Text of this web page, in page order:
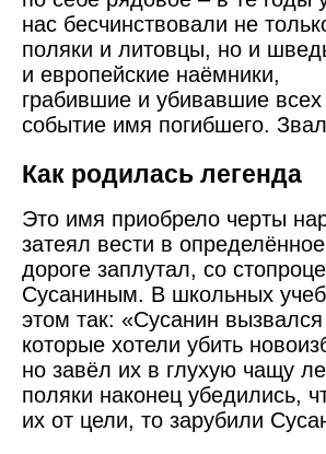
нас бесчинствовали не
поляки и литовцы, но и
и европейские наёмники,
грабившие и убивавшие
событие имя погибшего.
Как родилась легенда
Это имя приобрело черты
затеял вести в
дороге заплутал, со
Сусаниным. В школьных
этом так: «Сусанин
которые хотели убить
но завёл их в глухую чащу
поляки наконец убедились,
их от цели, то зарубили